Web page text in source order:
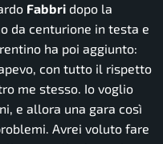
Fabbri dopo la
da centurione in testa e
ha poi aggiunto:
con tutto il rispetto
me stesso. Io voglio
e allora una gara così
Avrei voluto fare